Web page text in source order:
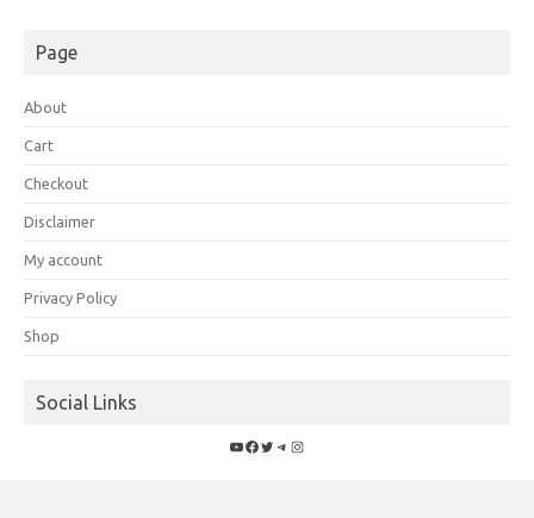
Page
About
Cart
Checkout
Disclaimer
My account
Privacy Policy
Shop
Social Links
YouTube
Facebook
Twitter
Telegram
Instagram